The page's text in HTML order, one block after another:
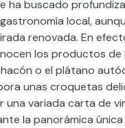
ha buscado
local,
renovada. En
los productos de
o el plátano
unas croquetas
una variada carta de
la panorámica